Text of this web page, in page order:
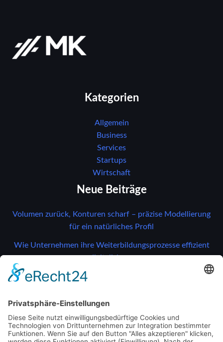
Kategorien
Allgemein
Business
Services
Startups
Wirtschaft
Neue Beiträge
Volumen zurück, Konturen scharf – präzise Modellierung
für ein natürliches Profil
Wie Unternehmen ihre Weiterbildungsprozesse effizient
Gefährdungen erkennen, Risiken vermeiden: So bleibt Ihr
So verändern moderne Drucksensoren
Unternehmensprozesse
So verändern moderne Drucksensoren